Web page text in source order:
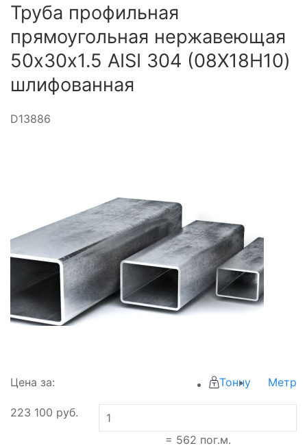
Труба профильная
прямоугольная нержавеющая
50х30х1.5 AISI 304 (08Х18Н10)
шлифованная
D13886
Цена за: Тонну Метр
223 100 руб.
= 562 пог.м.